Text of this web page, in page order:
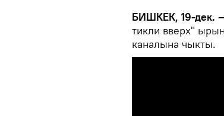
БИШКЕК, 19-дек.
тикли вверх"
каналына чыкты.